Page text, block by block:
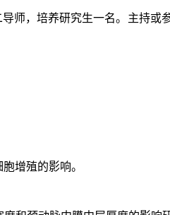
师，培养研究生一名。主持或
增殖的影响。